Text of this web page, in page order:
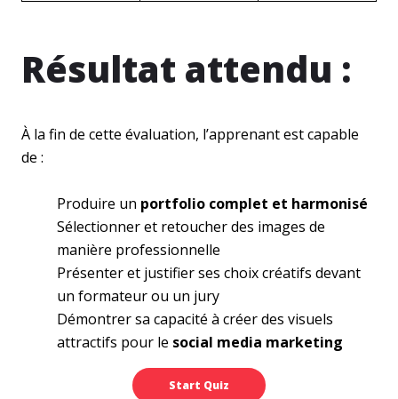
Résultat attendu :
À la fin de cette évaluation, l’apprenant est capable
de :
Produire un portfolio complet et harmonisé
Sélectionner et retoucher des images de
manière professionnelle
Présenter et justifier ses choix créatifs devant
un formateur ou un jury
Démontrer sa capacité à créer des visuels
attractifs pour le social media marketing